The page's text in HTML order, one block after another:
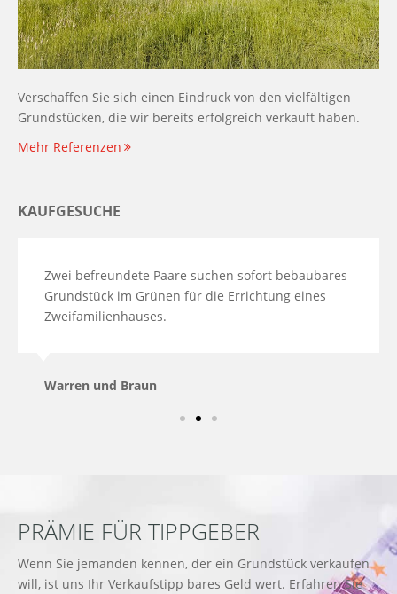
Verschaffen Sie sich einen Eindruck von den vielfältigen
Grundstücken, die wir bereits erfolgreich verkauft haben.
Mehr Referenzen
KAUFGESUCHE
Zwei befreundete Paare suchen sofort bebaubares
Grundstück im Grünen für die Errichtung eines
Zweifamilienhauses.
Warren und Braun
PRÄMIE FÜR TIPPGEBER
Wenn Sie jemanden kennen, der ein Grundstück verkaufen
will, ist uns Ihr Verkaufstipp bares Geld wert. Erfahren Sie